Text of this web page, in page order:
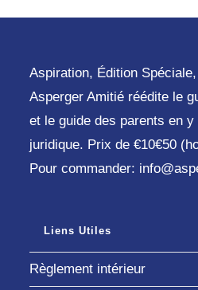
Aspiration, Édition
Asperger Amitié réédite le
et le guide des parents en
juridique. Prix de €10€50
Pour commander:
Liens Utiles
Règlement intérieur